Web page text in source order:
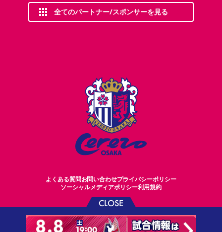
CLOSE
全てのパートナー/スポンサーを見る
よくある質問お問い合わせプライバシーポリシー
ソーシャルメディアポリシー利用規約
©CEREZO OSAKA CO.,LTD.